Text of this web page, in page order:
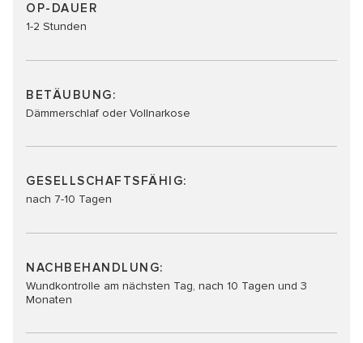
OP-DAUER
1-2 Stunden
BETÄUBUNG:
Dämmerschlaf oder Vollnarkose
GESELLSCHAFTSFÄHIG:
nach 7-10 Tagen
NACHBEHANDLUNG:
Wundkontrolle am nächsten Tag, nach 10 Tagen und 3
Monaten